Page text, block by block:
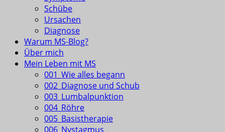
Schübe
Ursachen
Diagnose
Warum MS-Blog?
Über mich
Mein Leben mit MS
001_Wie alles begann
002_Diagnose und Schub
003_Lumbalpunktion
004_Röhre
005_Basistherapie
006_Nystagmus